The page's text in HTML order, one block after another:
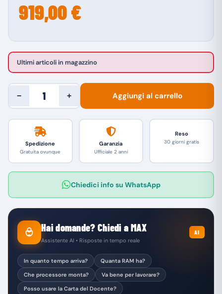
919,00 €
Ultimi articoli in magazzino
− + Aggiungi al carrello
Spedizione
Gratuita ovunque
Garanzia
Ufficiale 2 anni
Reso
30 giorni gratis
Chiedici info su WhatsApp
Hai domande? Chiedi a MAX
Assistente AI • Risposte in tempo reale
AI
In quanto tempo arriva?
Quanta RAM ha?
Che processore monta?
Va bene per lavorare?
Posso usare la Carta del Docente?